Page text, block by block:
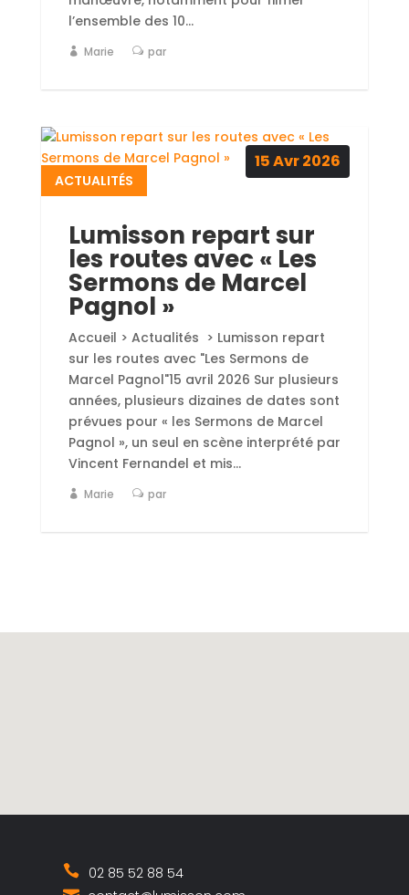
l’ensemble des 10...
Marie par
Lumisson repart sur
les routes avec « Les
Sermons de Marcel
Pagnol »
ACTUALITÉS
Accueil > Actualités > Lumisson repart
sur les routes avec "Les Sermons de
Marcel Pagnol"15 avril 2026 Sur plusieurs
années, plusieurs dizaines de dates sont
prévues pour « les Sermons de Marcel
Pagnol », un seul en scène interprété par
Vincent Fernandel et mis...
Marie par
15Avr2026
02 85 52 88 54